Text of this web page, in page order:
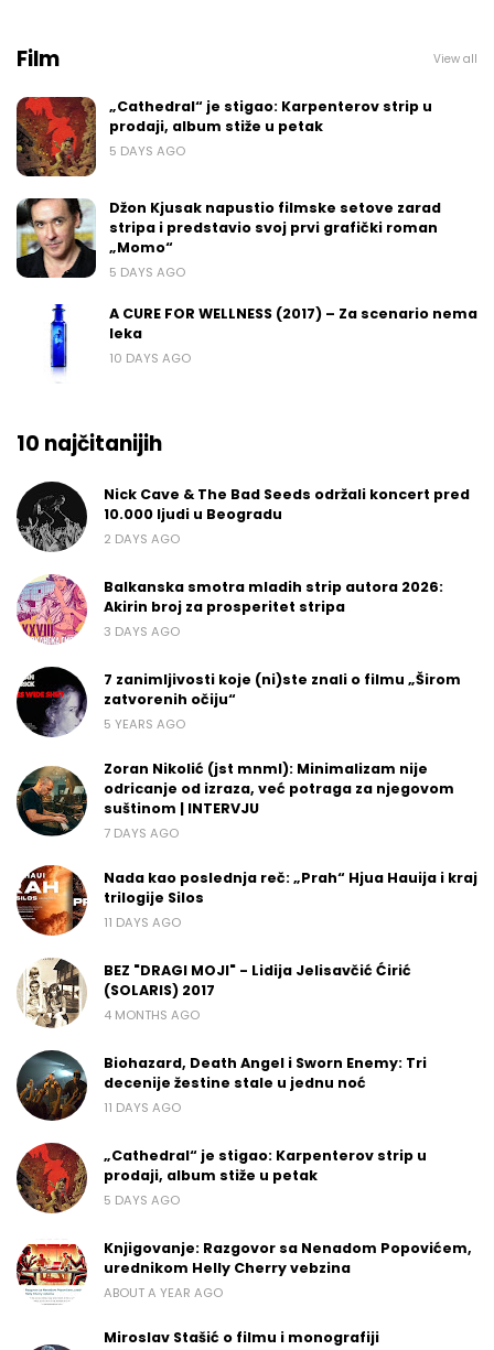
Film View all
„Cathedral“ je stigao: Karpenterov strip u
prodaji, album stiže u petak
5 DAYS AGO
Džon Kjusak napustio filmske setove zarad
stripa i predstavio svoj prvi grafički roman
„Momo“
5 DAYS AGO
A CURE FOR WELLNESS (2017) – Za scenario nema
leka
10 DAYS AGO
10 najčitanijih
Nick Cave & The Bad Seeds održali koncert pred
10.000 ljudi u Beogradu
2 DAYS AGO
Balkanska smotra mladih strip autora 2026:
Akirin broj za prosperitet stripa
3 DAYS AGO
7 zanimljivosti koje (ni)ste znali o filmu „Širom
zatvorenih očiju“
5 YEARS AGO
Zoran Nikolić (jst mnml): Minimalizam nije
odricanje od izraza, već potraga za njegovom
suštinom | INTERVJU
7 DAYS AGO
Nada kao poslednja reč: „Prah“ Hjua Hauija i kraj
trilogije Silos
11 DAYS AGO
BEZ "DRAGI MOJI" - Lidija Jelisavčić Ćirić
(SOLARIS) 2017
4 MONTHS AGO
Biohazard, Death Angel i Sworn Enemy: Tri
decenije žestine stale u jednu noć
11 DAYS AGO
„Cathedral“ je stigao: Karpenterov strip u
prodaji, album stiže u petak
5 DAYS AGO
Knjigovanje: Razgovor sa Nenadom Popovićem,
urednikom Helly Cherry vebzina
ABOUT A YEAR AGO
Miroslav Stašić o filmu i monografiji